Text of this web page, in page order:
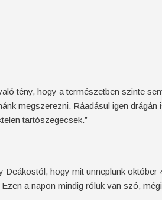
tény, hogy a természetben szinte
megszerezni. Ráadásul igen
tartószegecsek.”
Deákostól, hogy mit ünneplünk
a napon mindig róluk van szó,